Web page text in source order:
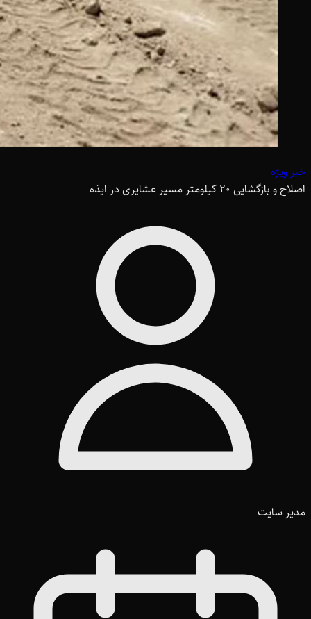
خبر ویژه
اصلاح و بازگشایی ۲۰ کیلومتر مسیر عشایری در ایذه
مدیر سایت